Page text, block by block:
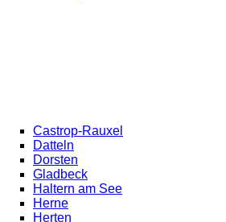
Castrop-Rauxel
Datteln
Dorsten
Gladbeck
Haltern am See
Herne
Herten